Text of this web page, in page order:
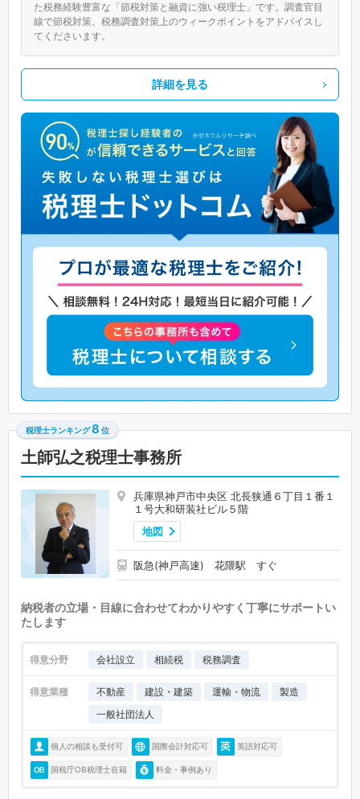
た税務経験豊富な「節税対策と融資に強い税理士」です。調査官目
線で節税対策、税務調査対策上のウィークポイントをアドバイスし
てくださいます。
詳細を見る
税理士ランキング8 位
土師弘之税理士事務所
兵庫県神戸市中央区 北長狭通６丁目１番１
１号大和研装社ビル５階
地図
阪急(神戸高速) 花隈駅 すぐ
納税者の立場・目線に合わせてわかりやすく丁寧にサポートい
たします
得意分野 会社設立 相続税 税務調査
得意業種 不動産 建設・建築 運輸・物流
製造
一般社団法人
個人の相談も受付可 国際会計対応可 英語対応可
国税庁OB税理士在籍 料金・事例あり